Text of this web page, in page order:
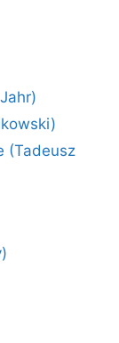
(Tadeusz